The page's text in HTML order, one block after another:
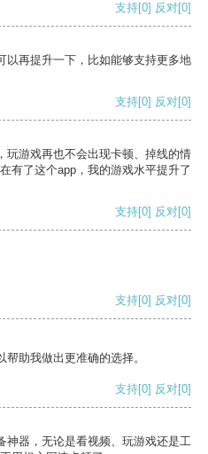
支持[0] 反对[0]
以再提升一下，比如能够支持更多地
支持[0] 反对[0]
玩游戏再也不会出现卡顿、掉线的情
有了这个app，我的游戏水平提升了
支持[0] 反对[0]
支持[0] 反对[0]
助我做出更准确的选择。
支持[0] 反对[0]
神器，无论是看视频、玩游戏还是工